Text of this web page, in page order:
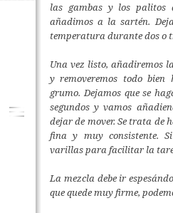
las gambas y los palitos
añadimos a la sartén.
temperatura durante dos o
Una vez listo, añadiremos
y removeremos todo bien
grumo. Dejamos que se
segundos y vamos
dejar de mover. Se trata de
fina y muy consistente.
varillas para facilitar la
La mezcla debe ir
que quede muy firme,